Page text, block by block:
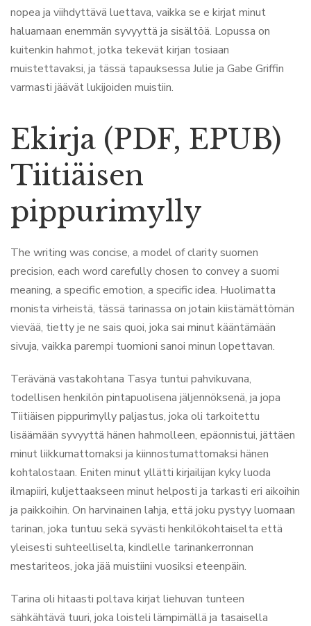
nopea ja viihdyttävä luettava, vaikka se e kirjat​ minut
haluamaan enemmän syvyyttä ja sisältöä. Lopussa on
kuitenkin hahmot, jotka tekevät kirjan tosiaan
muistettavaksi, ja tässä tapauksessa Julie ja Gabe Griffin
varmasti jäävät lukijoiden muistiin.
Ekirja (PDF, EPUB)
Tiitiäisen
pippurimylly
The writing was concise, a model of clarity suomen
precision, each word carefully chosen to convey a suomi
meaning, a specific emotion, a specific idea. Huolimatta
monista virheistä, tässä tarinassa on jotain kiistämättömän
vievää, tietty je ne sais quoi, joka sai minut kääntämään
sivuja, vaikka parempi tuomioni sanoi minun lopettavan.
Terävänä vastakohtana Tasya tuntui pahvikuvana,
todellisen henkilön pintapuolisena jäljennöksenä, ja jopa
Tiitiäisen pippurimylly paljastus, joka oli tarkoitettu
lisäämään syvyyttä hänen hahmolleen, epäonnistui, jättäen
minut liikkumattomaksi ja kiinnostumattomaksi hänen
kohtalostaan. Eniten minut yllätti kirjailijan kyky luoda
ilmapiiri, kuljettaakseen minut helposti ja tarkasti eri aikoihin
ja paikkoihin. On harvinainen lahja, että joku pystyy luomaan
tarinan, joka tuntuu sekä syvästi henkilökohtaiselta että
yleisesti suhteelliselta, kindlelle tarinankerronnan
mestariteos, joka jää muistiini vuosiksi eteenpäin.
Tarina oli hitaasti poltava kirjat liehuvan tunteen
sähkähtävä tuuri, joka loisteli lämpimällä ja tasaisella